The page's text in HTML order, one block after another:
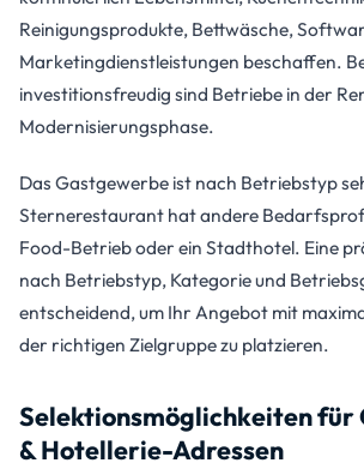
Reinigungsprodukte, Bettwäsche,
Marketingdienstleistungen beschaffen.
investitionsfreudig sind Betriebe in der
Modernisierungsphase.
Das Gastgewerbe ist nach Betriebstyp
Sternerestaurant hat andere
Food-Betrieb oder ein Stadthotel. Eine
nach Betriebstyp, Kategorie und
entscheidend, um Ihr Angebot mit
der richtigen Zielgruppe zu platzieren.
Selektionsmöglichkeiten für
& Hotellerie-Adressen